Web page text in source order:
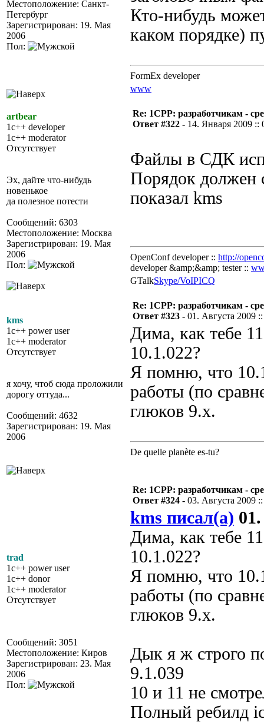
Местоположение: Санкт-
Петербург
Зарегистрирован: 19. Мая
2006
Пол:
Кто-нибудь
каком порядке)
FormEx developer
www
artbear
1c++ developer
1c++ moderator
Отсутствует
Эх, дайте что-нибудь
новенькое
да полезное потести
Сообщений: 6303
Местоположение: Москва
Зарегистрирован: 19. Мая
2006
Пол:
Re: 1CPP: разработчикам -
Ответ #322 - 14. Января 2009 ::
Файлы в СДК
Порядок должен
показал kms
OpenConf developer :: http://
developer &amp;&amp; tester ::
GTalkSkype/VoIPICQ
kms
1c++ power user
1c++ moderator
Отсутствует
я хочу, чтоб сюда проложили
дорогу оттуда...
Сообщений: 4632
Зарегистрирован: 19. Мая
2006
Re: 1CPP: разработчикам -
Ответ #323 - 01. Августа 2009
Дима, как тебе
10.1.022?
Я помню, что
работы (по
глюков 9.x.
De quelle planète es-tu?
trad
1c++ power user
1c++ donor
1c++ moderator
Отсутствует
Сообщений: 3051
Местоположение: Киров
Зарегистрирован: 23. Мая
2006
Пол:
Re: 1CPP: разработчикам -
Ответ #324 - 03. Августа 2009
kms писал(а)
Дима, как тебе
10.1.022?
Я помню, что
работы (по
глюков 9.x.
Дык я ж строго
9.1.039
10 и 11 не
Полный ребилд